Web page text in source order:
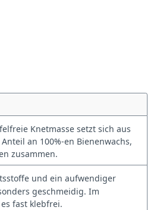
Knetmasse setzt sich aus
an 100%-en Bienenwachs,
zusammen.
und ein aufwendiger
geschmeidig. Im
fast klebfrei.